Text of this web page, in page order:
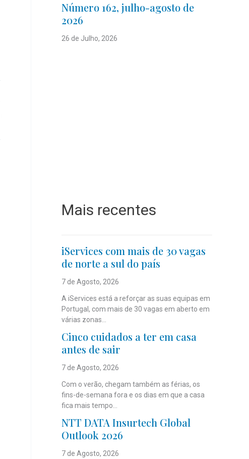
Número 162, julho-agosto de
2026
26 de Julho, 2026
Mais recentes
iServices com mais de 30 vagas
de norte a sul do país
7 de Agosto, 2026
A iServices está a reforçar as suas equipas em
Portugal, com mais de 30 vagas em aberto em
várias zonas...
Cinco cuidados a ter em casa
antes de sair
7 de Agosto, 2026
Com o verão, chegam também as férias, os
fins-de-semana fora e os dias em que a casa
fica mais tempo...
NTT DATA Insurtech Global
Outlook 2026
7 de Agosto, 2026